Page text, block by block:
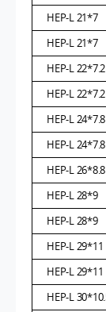
HEP-L 21*7
HEP-L 21*7
HEP-L 22*7.2
HEP-L 22*7.2
HEP-L 24*7.8
HEP-L 24*7.8
HEP-L 26*8.8
HEP-L 28*9
HEP-L 28*9
HEP-L 29*11
HEP-L 29*11
HEP-L